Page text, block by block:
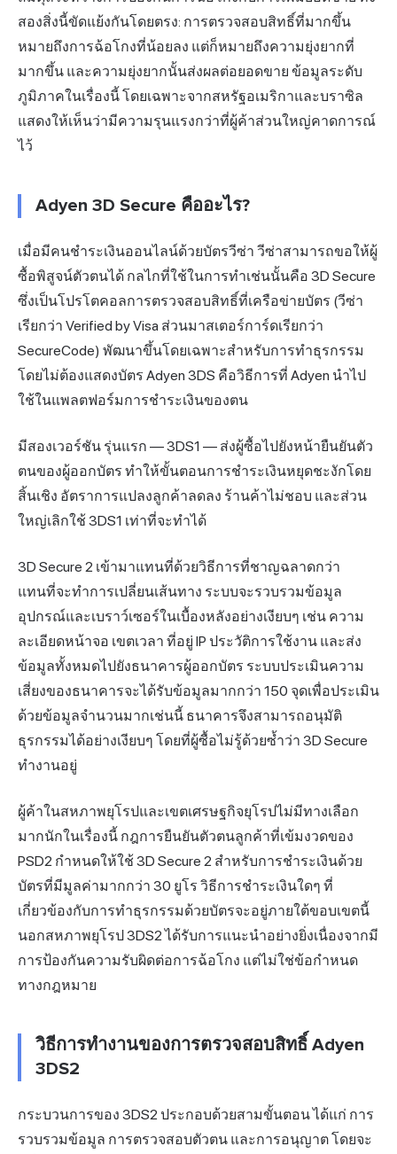
สองสิ่งนี้ขัดแย้งกันโดยตรง: การตรวจสอบสิทธิ์ที่มากขึ้น
หมายถึงการฉ้อโกงที่น้อยลง แต่ก็หมายถึงความยุ่งยากที่
มากขึ้น และความยุ่งยากนั้นส่งผลต่อยอดขาย ข้อมูลระดับ
ภูมิภาคในเรื่องนี้ โดยเฉพาะจากสหรัฐอเมริกาและบราซิล
แสดงให้เห็นว่ามีความรุนแรงกว่าที่ผู้ค้าส่วนใหญ่คาดการณ์
ไว้
Adyen 3D Secure คืออะไร?
เมื่อมีคนชำระเงินออนไลน์ด้วยบัตรวีซ่า วีซ่าสามารถขอให้ผู้
ซื้อพิสูจน์ตัวตนได้ กลไกที่ใช้ในการทำเช่นนั้นคือ 3D Secure
ซึ่งเป็นโปรโตคอลการตรวจสอบสิทธิ์ที่เครือข่ายบัตร (วีซ่า
เรียกว่า Verified by Visa ส่วนมาสเตอร์การ์ดเรียกว่า
SecureCode) พัฒนาขึ้นโดยเฉพาะสำหรับการทำธุรกรรม
โดยไม่ต้องแสดงบัตร Adyen 3DS คือวิธีการที่ Adyen นำไป
ใช้ในแพลตฟอร์มการชำระเงินของตน
มีสองเวอร์ชัน รุ่นแรก — 3DS1 — ส่งผู้ซื้อไปยังหน้ายืนยันตัว
ตนของผู้ออกบัตร ทำให้ขั้นตอนการชำระเงินหยุดชะงักโดย
สิ้นเชิง อัตราการแปลงลูกค้าลดลง ร้านค้าไม่ชอบ และส่วน
ใหญ่เลิกใช้ 3DS1 เท่าที่จะทำได้
3D Secure 2 เข้ามาแทนที่ด้วยวิธีการที่ชาญฉลาดกว่า
แทนที่จะทำการเปลี่ยนเส้นทาง ระบบจะรวบรวมข้อมูล
อุปกรณ์และเบราว์เซอร์ในเบื้องหลังอย่างเงียบๆ เช่น ความ
ละเอียดหน้าจอ เขตเวลา ที่อยู่ IP ประวัติการใช้งาน และส่ง
ข้อมูลทั้งหมดไปยังธนาคารผู้ออกบัตร ระบบประเมินความ
เสี่ยงของธนาคารจะได้รับข้อมูลมากกว่า 150 จุดเพื่อประเมิน
ด้วยข้อมูลจำนวนมากเช่นนี้ ธนาคารจึงสามารถอนุมัติ
ธุรกรรมได้อย่างเงียบๆ โดยที่ผู้ซื้อไม่รู้ด้วยซ้ำว่า 3D Secure
ทำงานอยู่
ผู้ค้าในสหภาพยุโรปและเขตเศรษฐกิจยุโรปไม่มีทางเลือก
มากนักในเรื่องนี้ กฎการยืนยันตัวตนลูกค้าที่เข้มงวดของ
PSD2 กำหนดให้ใช้ 3D Secure 2 สำหรับการชำระเงินด้วย
บัตรที่มีมูลค่ามากกว่า 30 ยูโร วิธีการชำระเงินใดๆ ที่
เกี่ยวข้องกับการทำธุรกรรมด้วยบัตรจะอยู่ภายใต้ขอบเขตนี้
นอกสหภาพยุโรป 3DS2 ได้รับการแนะนำอย่างยิ่งเนื่องจากมี
การป้องกันความรับผิดต่อการฉ้อโกง แต่ไม่ใช่ข้อกำหนด
ทางกฎหมาย
วิธีการทำงานของการตรวจสอบสิทธิ์ Adyen
3DS2
กระบวนการของ 3DS2 ประกอบด้วยสามขั้นตอน ได้แก่ การ
รวบรวมข้อมูล การตรวจสอบตัวตน และการอนุญาต โดยจะ